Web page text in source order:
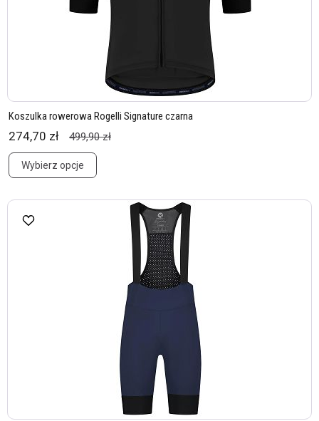
Koszulka rowerowa Rogelli Signature czarna
274,70 zł 499,90 zł
Wybierz opcje